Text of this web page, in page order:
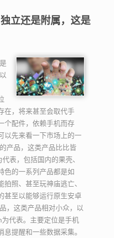
立还是附属，这是
在，将来甚至会取代手
个配件，依赖手机而存
以先来看一下市场上的一
产品，这类产品比比皆
表，包括国内的果壳、
色的一系列产品都是如
照、甚至玩神庙逃亡、
甚至以能够运行原生安卓
，这类产品相对小众，以
代表。主要定位是手机
提醒和一些数据采集。